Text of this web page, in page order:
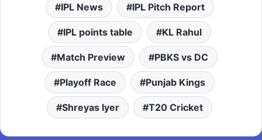
IPL News IPL Pitch Report
IPL points table KL Rahul
Match Preview PBKS vs DC
Playoff Race Punjab Kings
Shreyas Iyer T20 Cricket